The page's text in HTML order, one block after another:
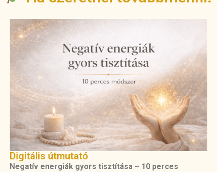
Digitális útmutató
Negatív energiák gyors tisztítása – 10 perces